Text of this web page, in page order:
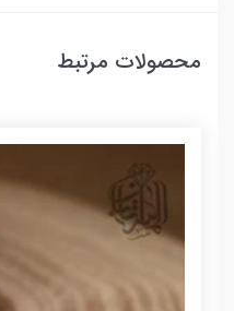
محصولات مرتبط